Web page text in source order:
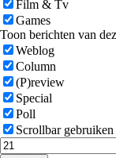
Film & Tv
Games
Toon berichten van
Weblog
Column
(P)review
Special
Poll
Scrollbar gebruiken